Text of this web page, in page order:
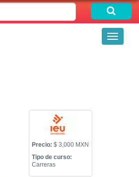
Toggle
Precio: $ 3,000 MXN
Tipo de curso:
Carreras